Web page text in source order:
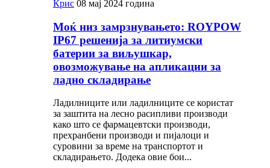
Крис 08 мај 2024 година
Моќ низ замрзнувањето: ROYPOW
IP67 решенија за литиумски
батерии за виљушкар,
овозможување на апликации за
ладно складирање
Ладилниците или ладилниците се користат
за заштита на лесно расипливи производи
како што се фармацевтски производи,
прехранбени производи и пијалоци и
суровини за време на транспортот и
складирањето. Додека овие бои...